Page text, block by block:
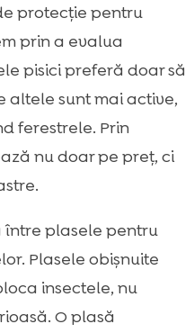
protecție pentru
prin a evalua
pisici preferă doar să
altele sunt mai active,
ferestrele. Prin
nu doar pe preț, ci
între plasele pentru
Plasele obișnuite
insectele, nu
O plasă